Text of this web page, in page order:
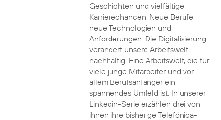
Geschichten und vielfältige
Karrierechancen. Neue Berufe,
neue Technologien und
Anforderungen. Die Digitalisierung
verändert unsere Arbeitswelt
nachhaltig. Eine Arbeitswelt, die für
viele junge Mitarbeiter und vor
allem Berufsanfänger ein
spannendes Umfeld ist. In unserer
Linkedin-Serie erzählen drei von
ihnen ihre bisherige Telefónica-